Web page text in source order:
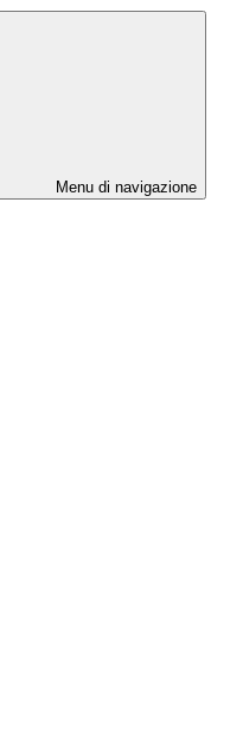
Menu di navigazione